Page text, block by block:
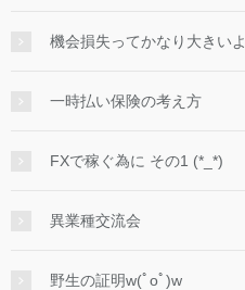
機会損失ってかなり大きいよ
一時払い保険の考え方
FXで稼ぐ為に その1 (*_*)
異業種交流会
野生の証明w(ﾟoﾟ)w